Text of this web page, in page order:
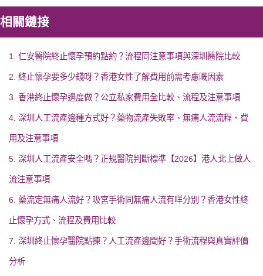
相關鏈接
1. 仁安醫院終止懷孕預約點約？流程同注意事項與深圳醫院比較
2. 終止懷孕要多少錢呀？香港女性了解費用前需考慮嘅因素
3. 香港終止懷孕邊度做？公立私家費用全比較、流程及注意事項
4. 深圳人工流產邊種方式好？藥物流產失敗率、無痛人流流程、費
用及注意事項
5. 深圳人工流產安全嗎？正規醫院判斷標準【2026】港人北上做人
流注意事項
6. 藥流定無痛人流好？吸宮手術同無痛人流有咩分別？香港女性終
止懷孕方式、流程及費用比較
7. 深圳終止懷孕醫院點揀？人工流產邊間好？手術流程與真實評價
分析